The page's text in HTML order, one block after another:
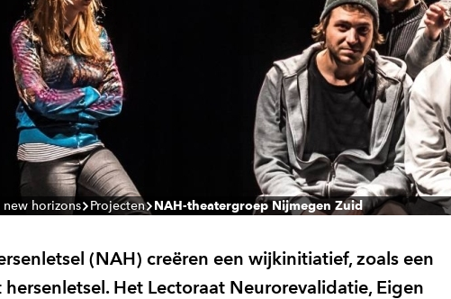
horizons Projecten NAH-theatergroep Nijmegen Zuid
(NAH) creëren een wijkinitiatief, zoals een
Het Lectoraat Neurorevalidatie, Eigen